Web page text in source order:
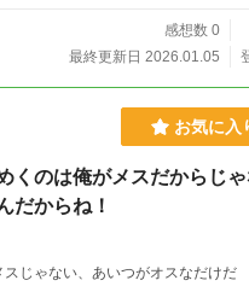
感想数 0
最終更新日 2026.01.05
お気に入
くのは俺がメスだからじ
だからね！
スじゃない、あいつがオスなだけだ